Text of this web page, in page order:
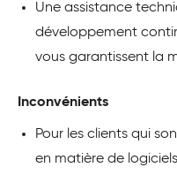
Une assistance
développement
vous garantissent la
Inconvénients
Pour les clients qui
en matière de